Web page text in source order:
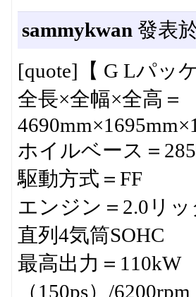
sammykwan 發表
[quote]【 G Lパッ
全長×全幅×全高＝
ホイルベース＝
駆動方式＝FF
エンジン＝2.0リッ
直列4気筒SOHC
最高出力＝110kW
（150ps）/6200rpm